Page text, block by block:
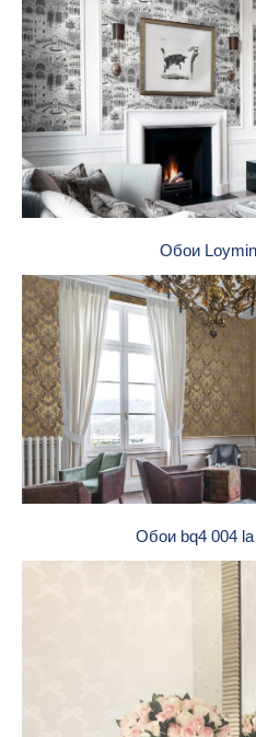
Обои
Обои bq4 004